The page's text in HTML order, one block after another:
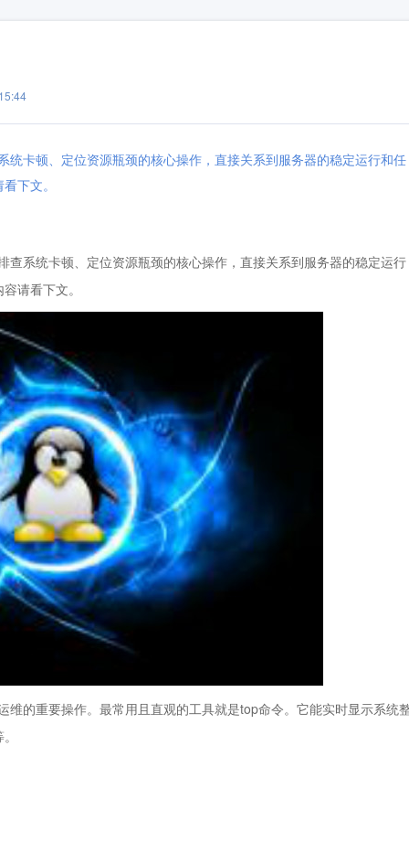
卡顿、定位资源瓶颈的核心操作，直接关系到服务器的稳定运行和任
下文。
统卡顿、定位资源瓶颈的核心操作，直接关系到服务器的稳定运行
请看下文。
重要操作。最常用且直观的工具就是top命令。它能实时显示系统